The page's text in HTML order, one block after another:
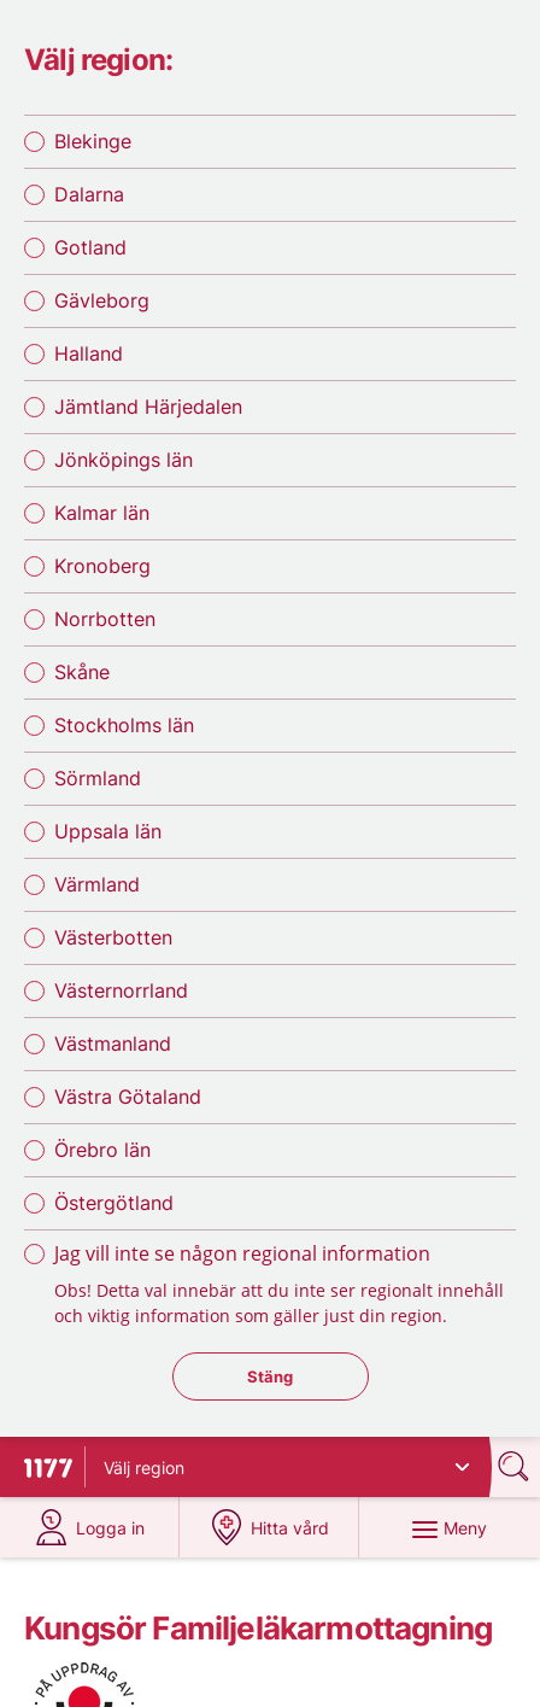
Välj region:
Blekinge
Dalarna
Gotland
Gävleborg
Halland
Jämtland Härjedalen
Jönköpings län
Kalmar län
Kronoberg
Norrbotten
Skåne
Stockholms län
Sörmland
Uppsala län
Värmland
Västerbotten
Västernorrland
Västmanland
Västra Götaland
Örebro län
Östergötland
Jag vill inte se någon regional information
Obs! Detta val innebär att du inte ser regionalt innehåll
och viktig information som gäller just din region.
Stäng regionsväljaren
Stäng
Till startsidan för 1177
Välj region
Logga in
på 1177.se
Hitta vård
på 1177.se
Meny
Kungsör Familjeläkarmottagning